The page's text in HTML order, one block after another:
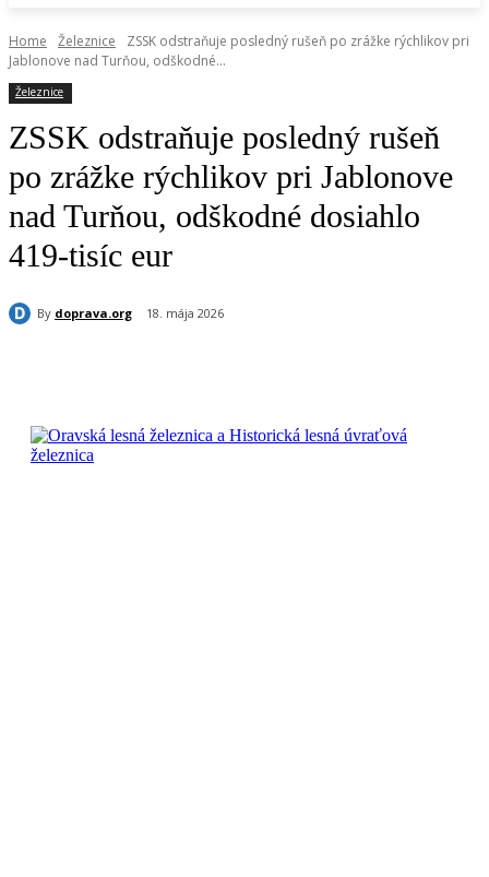
Home Železnice
ZSSK odstraňuje posledný rušeň po zrážke rýchlikov pri
Jablonove nad Turňou, odškodné...
Železnice
ZSSK odstraňuje posledný rušeň
po zrážke rýchlikov pri Jablonove
nad Turňou, odškodné dosiahlo
419-tisíc eur
By doprava.org 18. mája 2026